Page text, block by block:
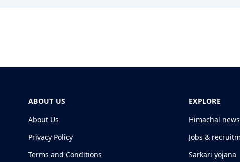
ABOUT US
About Us
Privacy Policy
Terms and Conditions
EXPLORE
Himachal news
Jobs &
Sarkari yojana